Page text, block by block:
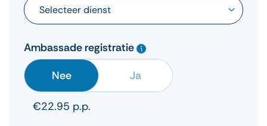
Ambassade registratie
Nee
Ja
€22.95 p.p.